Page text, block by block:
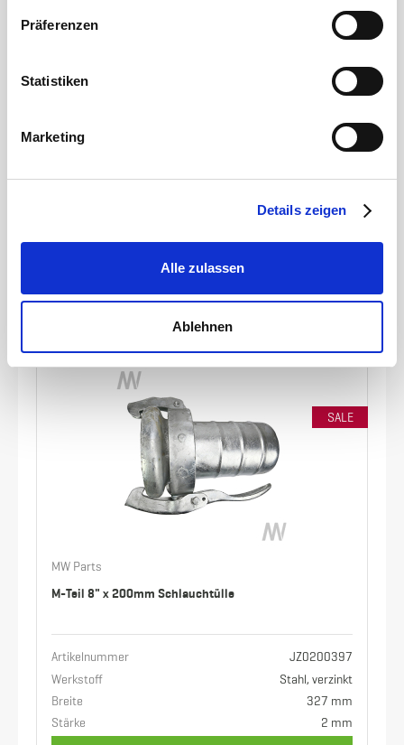
Präferenzen
Statistiken
Marketing
Details zeigen
Alle zulassen
Ablehnen
M-Teil 2\" Kardan x 50mm Schlauchtülle
Stahl
Durchmesser Schlauchanschluss
50 mm
zum Produkt
SALE
MW Parts
M-Teil 8" x 200mm Schlauchtülle
Artikelnummer
JZ0200397
Werkstoff
Stahl, verzinkt
Breite
327 mm
Stärke
2 mm